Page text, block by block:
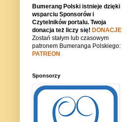
Bumerang Polski istnieje dzięki
wsparciu Sponsorów i
Czytelników portalu. Twoja
donacja też liczy się! DONACJE
Zostań stałym lub czasowym
patronem Bumeranga Polskiego:
PATREON
Sponsorzy